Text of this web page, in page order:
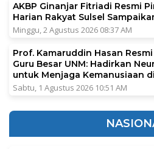
AKBP Ginanjar Fitriadi Resmi
Harian Rakyat Sulsel
Minggu, 2 Agustus 2026 08:37 AM
Prof. Kamaruddin Hasan
Guru Besar UNM: Hadirkan
untuk Menjaga Kemanusiaan
Sabtu, 1 Agustus 2026 10:51 AM